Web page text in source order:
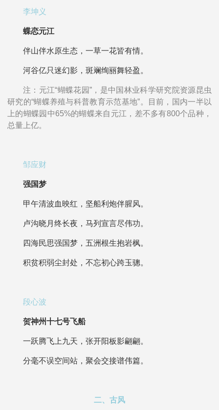
李坤义
蝶恋元江
伴山伴水原生态，一草一花皆有情。
河谷亿只迷幻影，斑斓绚丽舞轻盈。
注：元江“蝴蝶花园”，是中国林业科学研究院资源昆虫
研究的“蝴蝶养殖与科普教育示范基地”。目前，国内一半以
上的蝴蝶园中65%的蝴蝶来自元江，差不多有800个品种，
总量上亿。
邹应财
强国梦
甲午清波血映红，坚船利炮伴腥风。
卢沟晓月终长夜，马列宣言尽伟功。
四海民思强国梦，五洲根生抱岩枫。
积贫积弱尘封处，不忘初心跨玉骢。
段心波
贺神州十七号飞船
一跃腾飞上九天，张开阳板影翩翩。
分毫不误空间站，聚会交接谱伟篇。
二、古风